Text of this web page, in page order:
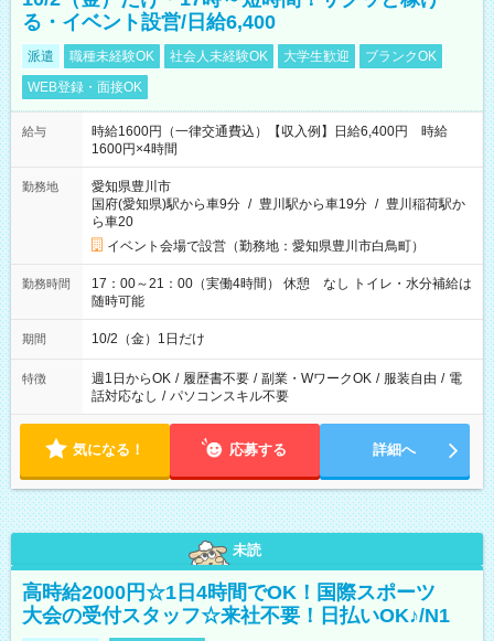
る・イベント設営/日給6,400
派遣 職種未経験OK 社会人未経験OK 大学生歓迎
ブランクOK
WEB登録・面接OK
給与
時給1600円（一律交通費込）【収入例】日給6,400円 時給
1600円×4時間
勤務地
愛知県豊川市
国府(愛知県)駅から車9分 / 豊川駅から車19分 / 豊川稲荷駅か
ら車20
イベント会場で設営（勤務地：愛知県豊川市白鳥町）
勤務時間
17：00～21：00（実働4時間） 休憩 なし トイレ・水分補給は
随時可能
期間 10/2（金）1日だけ
特徴 週1日からOK / 履歴書不要 / 副業・WワークOK / 服装自由 / 電
話対応なし / パソコンスキル不要
気になる！ 応募する 詳細へ
未読
高時給2000円☆1日4時間でOK！国際スポーツ
大会の受付スタッフ☆来社不要！日払いOK♪/N1